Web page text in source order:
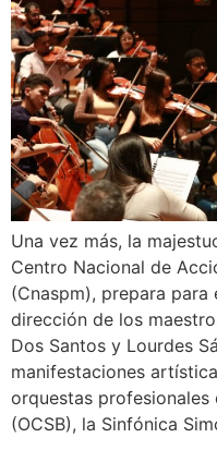
Una vez más, la
Centro Nacional de
(Cnaspm), prepara
dirección de los
Dos Santos y Lourdes
manifestaciones
orquestas profesionales
(OCSB), la Sinfónica